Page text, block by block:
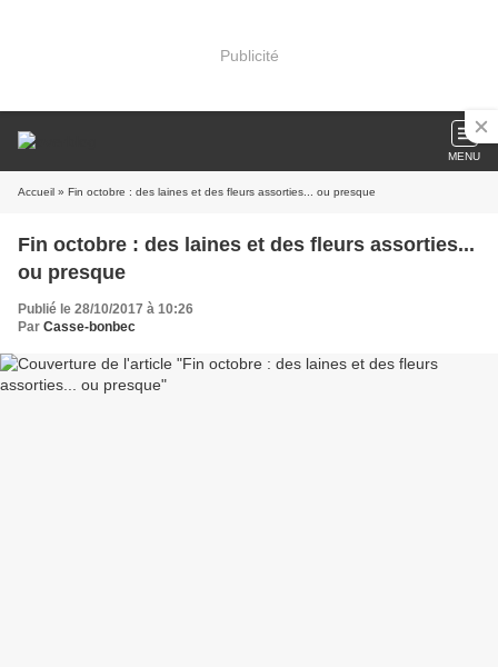
Publicité
MENU
Accueil » Fin octobre : des laines et des fleurs assorties... ou presque
Fin octobre : des laines et des fleurs assorties...
ou presque
Publié le 28/10/2017 à 10:26
Par Casse-bonbec